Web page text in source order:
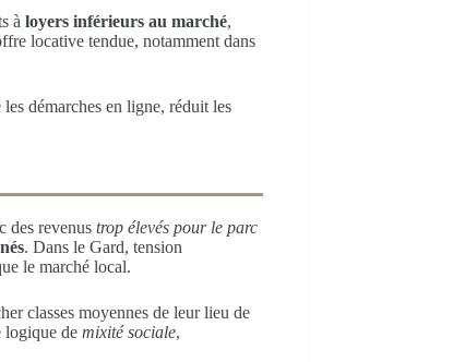
à loyers inférieurs au marché,
locative tendue, notamment dans
démarches en ligne, réduit les
des revenus trop élevés pour le parc
. Dans le Gard, tension
le marché local.
classes moyennes de leur lieu de
logique de mixité sociale,